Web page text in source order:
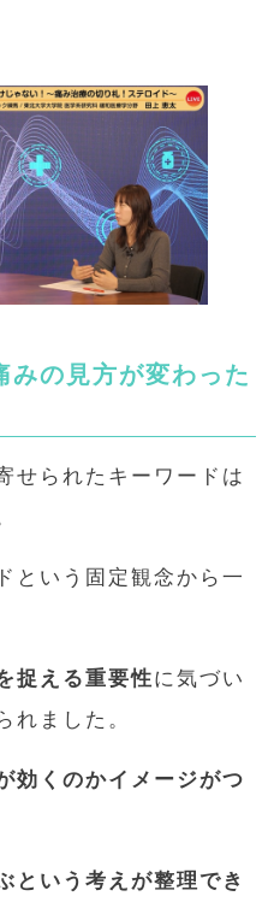
みの見方が変わった
せられたキーワードは
という固定観念から一
捉える重要性に気づい
れました。
効くのかイメージがつ
という考えが整理でき